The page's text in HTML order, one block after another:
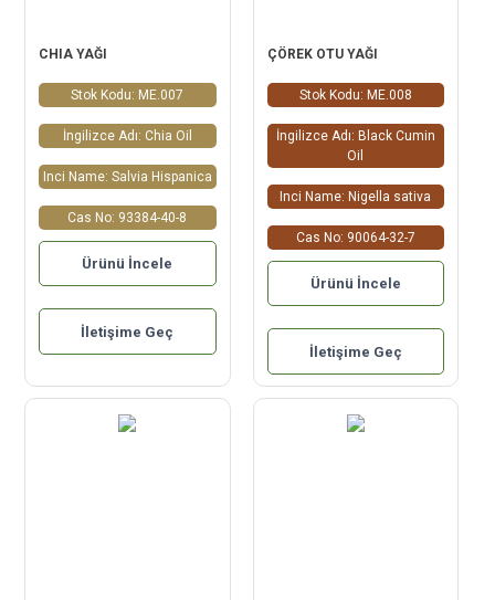
CHIA YAĞI
Stok Kodu: ME.007
İngilizce Adı: Chia Oil
Inci Name: Salvia Hispanica
Cas No: 93384-40-8
Ürünü İncele
İletişime Geç
ÇÖREK OTU YAĞI
Stok Kodu: ME.008
İngilizce Adı: Black Cumin
Oil
Inci Name: Nigella sativa
Cas No: 90064-32-7
Ürünü İncele
İletişime Geç